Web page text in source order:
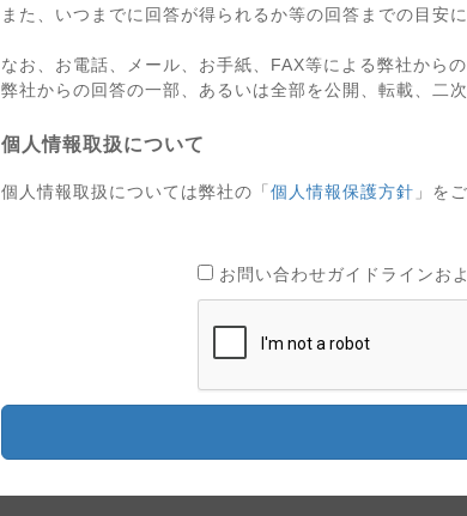
また、いつまでに回答が得られるか等の回答までの目安
なお、お電話、メール、お手紙、FAX等による弊社から
弊社からの回答の一部、あるいは全部を公開、転載、二
個人情報取扱について
個人情報取扱については弊社の「個人情報保護方針 」を
お問い合わせガイドラインお